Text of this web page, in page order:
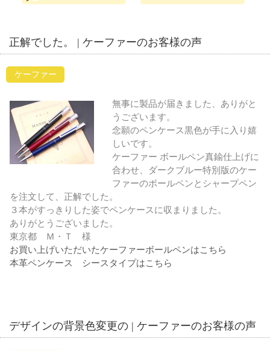
正解でした。 | ケーファーのお客様の声
ケーファー
無事に製品が届きました、ありがと
うございます。
念願のペンケース黒色が手に入り嬉
しいです。
ケーファー ボールペン真鍮仕上げに
合わせ、ダークブルー特別版のケー
ファーのボールペンとシャープペン
を注文して、正解でした。
３本がすっきりした姿でペンケースに収まりました。
ありがとうございました。
東京都 Ｍ・Ｔ 様
お買い上げいただいたケーファーボールペンはこちら
本革ペンケース シースタイプはこちら
デザインの背景色変更の | ケーファーのお客様の声